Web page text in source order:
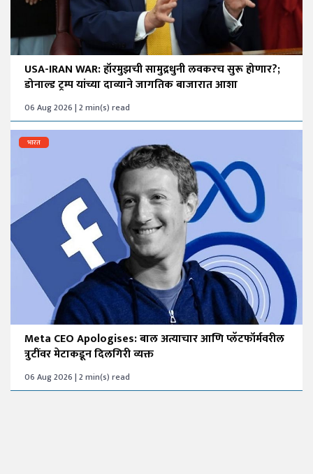
USA-IRAN WAR: हॉरमुझची सामुद्रधुनी लवकरच सुरू होणार?;
डोनाल्ड ट्रम्प यांच्या दाव्याने जागतिक बाजारात आशा
06 Aug 2026 | 2 min(s) read
भारत
Meta CEO Apologises: बाल अत्याचार आणि प्लॅटफॉर्मवरील
त्रुटींवर मेटाकडून दिलगिरी व्यक्त
06 Aug 2026 | 2 min(s) read